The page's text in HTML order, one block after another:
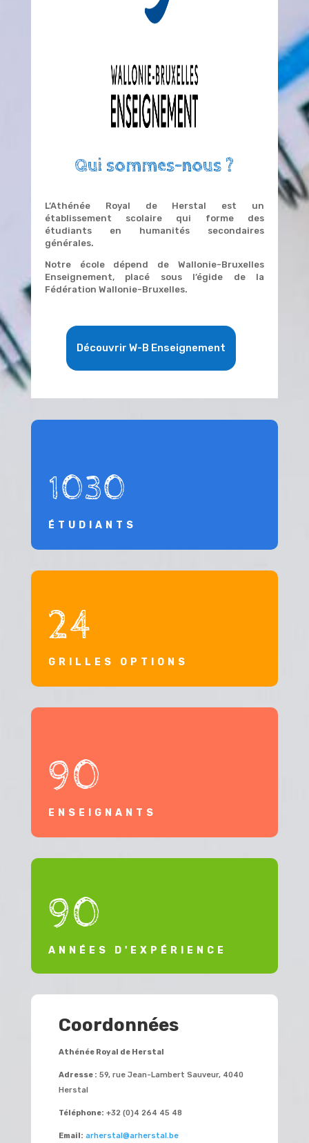
Qui sommes-nous ?
L’Athénée Royal de Herstal est un
établissement scolaire qui forme des
étudiants en humanités secondaires
générales.
Notre école dépend de Wallonie-Bruxelles
Enseignement, placé sous l’égide de la
Fédération Wallonie-Bruxelles.
Découvrir W-B Enseignement
1030
ÉTUDIANTS
24
GRILLES OPTIONS
90
ENSEIGNANTS
90
ANNÉES D'EXPÉRIENCE
Coordonnées
Athénée Royal de Herstal
Adresse : 59, rue Jean-Lambert Sauveur, 4040
Herstal
Téléphone: +32 (0)4 264 45 48
Email: arherstal@arherstal.be